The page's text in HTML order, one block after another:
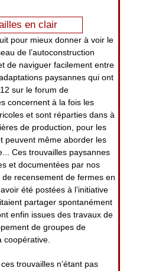
en clair
pour mieux donner à voir le
de l’autoconstruction
de naviguer facilement entre
paysannes qui ont
sur le forum de
concernent à la fois les
et sont réparties dans à
de production, pour les
peuvent même aborder les
Ces trouvailles paysannes
et documentées par nos
recensement de fermes en
été postées à l’initiative
partager spontanément
enfin issues des travaux de
de groupes de
coopérative.
trouvailles n’étant pas